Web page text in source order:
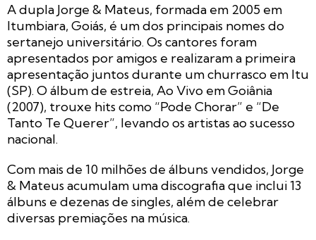
A dupla Jorge & Mateus, formada em 2005 em
Itumbiara, Goiás, é um dos principais nomes do
sertanejo universitário. Os cantores foram
apresentados por amigos e realizaram a primeira
apresentação juntos durante um churrasco em Itu
(SP). O álbum de estreia, Ao Vivo em Goiânia
(2007), trouxe hits como “Pode Chorar” e “De
Tanto Te Querer”, levando os artistas ao sucesso
nacional.
Com mais de 10 milhões de álbuns vendidos, Jorge
& Mateus acumulam uma discografia que inclui 13
álbuns e dezenas de singles, além de celebrar
diversas premiações na música.